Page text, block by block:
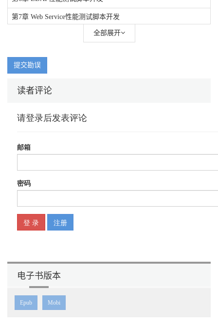
第7章 Web Service性能测试脚本开发
第8章 JMS性能测试脚本开发
第10章 详解JMeter测试元件
第11章 JMeter进阶知识
第13章 JMeter性能测试实战——电话销售系统
第14章 Gatling基础知识
第16章 Gatling会话
第18章 Gatling JMS
第19章 Gatling扩展
全部展开
提交勘误
读者评论
电子书版本
Epub Mobi